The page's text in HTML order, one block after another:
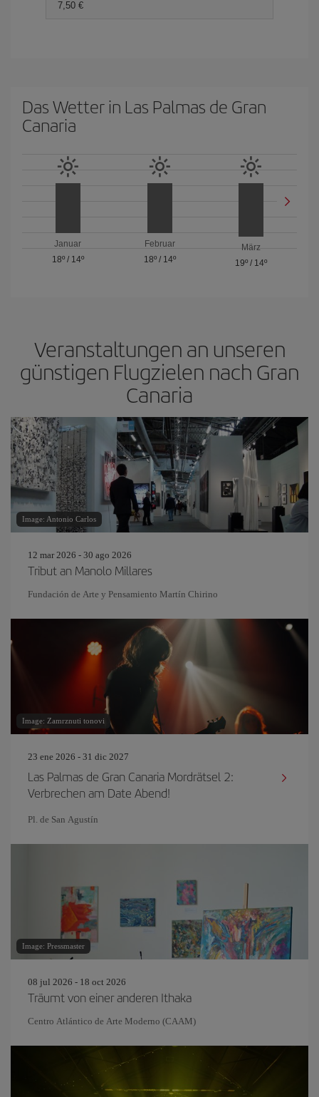
7,50 €
Das Wetter in Las Palmas de Gran
Canaria
Januar
18º/ 14º
Februar
18º/ 14º
März
19º / 14º
Veranstaltungen an unseren
günstigen Flugzielen nach Gran
Canaria
Image: Antonio Carlos
12 mar 2026 - 30 ago 2026
Tribut an Manolo Millares
Fundación de Arte y Pensamiento Martín Chirino
Image: Zamrznuti tonovi
23 ene 2026 - 31 dic 2027
Las Palmas de Gran Canaria Mordrätsel 2:
Verbrechen am Date Abend!
Pl. de San Agustín
Image: Pressmaster
08 jul 2026 - 18 oct 2026
Träumt von einer anderen Ithaka
Centro Atlántico de Arte Moderno (CAAM)